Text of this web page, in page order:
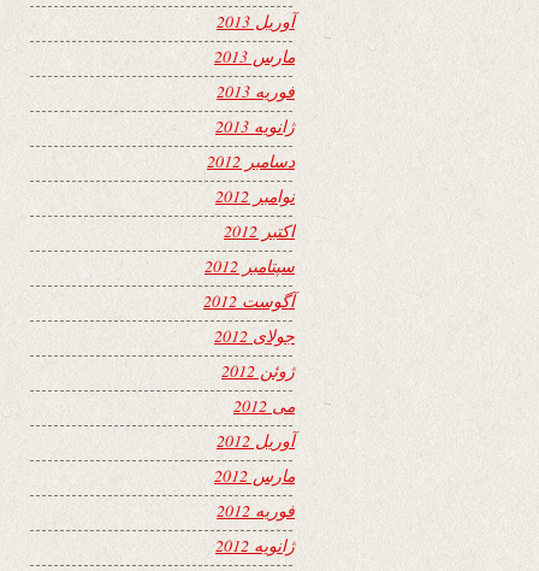
آوریل 2013
مارس 2013
فوریه 2013
ژانویه 2013
دسامبر 2012
نوامبر 2012
اکتبر 2012
سپتامبر 2012
آگوست 2012
جولای 2012
ژوئن 2012
می 2012
آوریل 2012
مارس 2012
فوریه 2012
ژانویه 2012